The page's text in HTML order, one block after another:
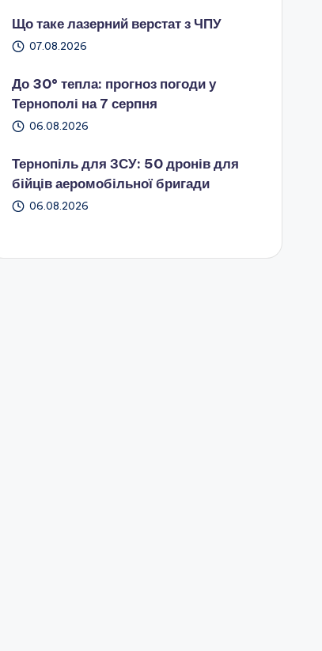
Що таке лазерний верстат з ЧПУ
07.08.2026
До 30° тепла: прогноз погоди у
Тернополі на 7 серпня
06.08.2026
Тернопіль для ЗСУ: 50 дронів для
бійців аеромобільної бригади
06.08.2026